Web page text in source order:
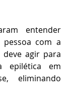
entender
com a
agir para
epilética em
eliminando